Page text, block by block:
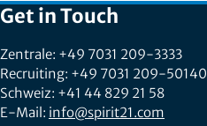
Get in Touch
Zentrale: +49 7031 209-3333
Recruiting: +49 7031 209-50140
Schweiz: +41 44 829 21 58
E-Mail: info@spirit21.com